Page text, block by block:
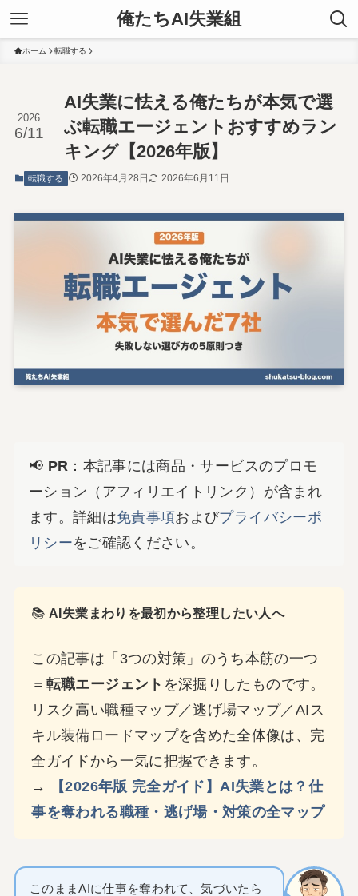
俺たちAI失業組
ホーム 転職する
AI失業に怯える俺たちが本気で選
ぶ転職エージェントおすすめラン
キング【2026年版】
2026
6/11
転職する 2026年4月28日 2026年6月11日
📢 PR ：本記事には商品・サービスのプロモ
ーション（アフィリエイトリンク）が含まれ
ます。詳細は免責事項およびプライバシーポ
リシーをご確認ください。
📚 AI失業まわりを最初から整理したい人へ
この記事は「3つの対策」のうち本筋の一つ
＝ 転職エージェント を深掘りしたものです。
リスク高い職種マップ／逃げ場マップ／AIス
キル装備ロードマップを含めた全体像は、完
全ガイドから一気に把握できます。
→
【2026年版 完全ガイド】AI失業とは？仕
事を奪われる職種・逃げ場・対策の全マップ
このままAIに仕事を奪われて、気づいたら